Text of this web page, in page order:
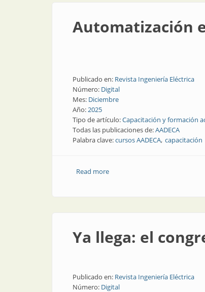
Automatización
Publicado en: Revista Ingeniería Eléctrica
Número: Digital
Mes: Diciembre
Año:2025
Tipo de artículo:Capacitación y formación
Todas las publicaciones de:AADECA
Palabra clave:cursos AADECA capacitación
Read moreabout Automatización en 2026:
Ya llega: el
Publicado en: Revista Ingeniería Eléctrica
Número: Digital